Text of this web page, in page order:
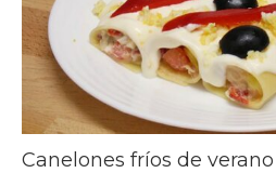
Canelones fríos de verano